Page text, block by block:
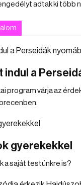
adtak ki több
indul a
program várja az
gyerekekkel
a saját testünkre is?